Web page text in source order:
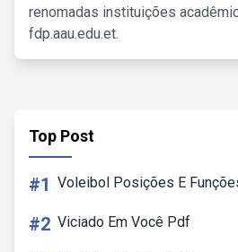
renomadas instituições
fdp.aau.edu.et.
Top Post
#1 Voleibol Posições E
#2 Viciado Em Você Pdf